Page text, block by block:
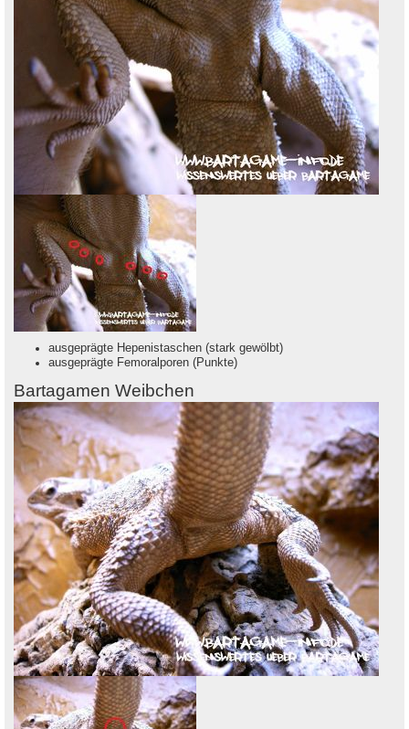
ausgeprägte Hepenistaschen (stark gewölbt)
ausgeprägte Femoralporen (Punkte)
Bartagamen Weibchen